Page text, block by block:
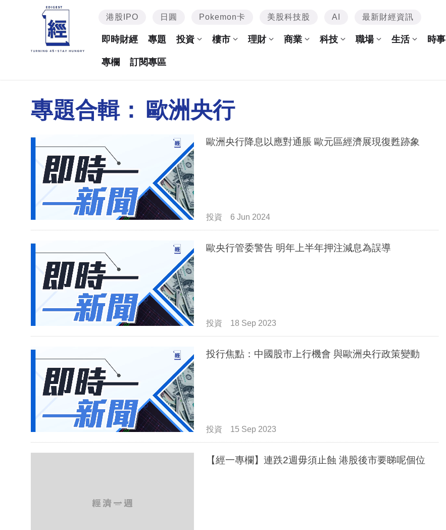
港股IPO 日圓 Pokemon卡 美股科技股 AI 最新財經資訊
即時財經 專題 投資 樓市 理財 商業 科技 職場 生活 時事
專欄 訂閱專區
專題合輯： 歐洲央行
歐洲央行降息以應對通脹 歐元區經濟展現復甦跡象
投資 6 Jun 2024
歐央行管委警告 明年上半年押注減息為誤導
投資 18 Sep 2023
投行焦點：中國股市上行機會 與歐洲央行政策變動
投資 15 Sep 2023
【經一專欄】連跌2週毋須止蝕 港股後市要睇呢個位